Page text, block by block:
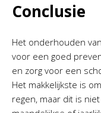
Conclusie
Het onderhouden
voor een goed
en zorg voor een
Het makkelijkste is
regen, maar dit is